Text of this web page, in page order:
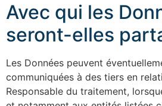
Avec qui les
seront-elles
Les Données peuvent
communiquées à des tiers en
Responsable du traitement,